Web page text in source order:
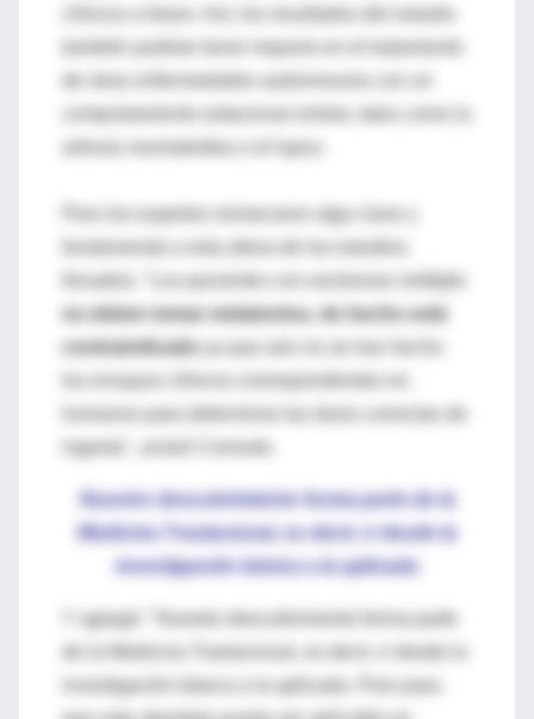
comportamiento estacional similar, tales como la
artrosis reumatoidea o el lupus.
Pero los expertos remarcaron algo clave y
no deben tomar melatonina
de hecho está
contraindicado
los ensayos clínicos correspondientes en
ingesta", aclaró Correale.
Nuestro descubrimiento forma parte de la
Medicina Traslacional, es decir, ir desde la
investigación básica a la aplicada
Y agregó: "Nuestro descubrimiento forma parte
investigación básica a la aplicada. Pero para